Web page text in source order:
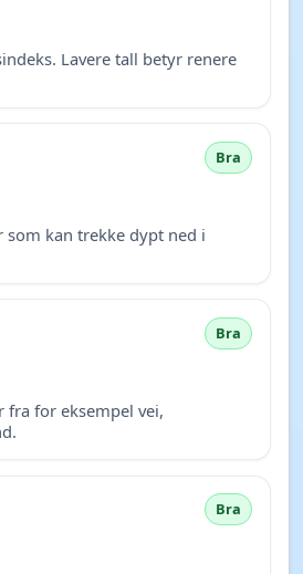
Lavere tall betyr renere
Bra
kan trekke dypt ned i
Bra
fra for eksempel vei,
Bra